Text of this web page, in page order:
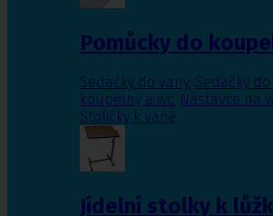
Pomůcky do
Sedačky do vany, Sedačky
koupelny a wc, Nástavce na
Stoličky k vaně
Jídelní stolky k